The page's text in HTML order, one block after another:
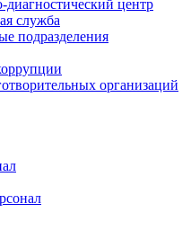
диагностический центр
служба
подразделения
организаций